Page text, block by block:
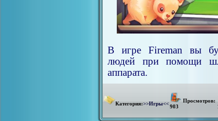
В игре Fireman вы
людей при помощи
аппарата.
Категория:>>Игры<<
Просмотров:
903